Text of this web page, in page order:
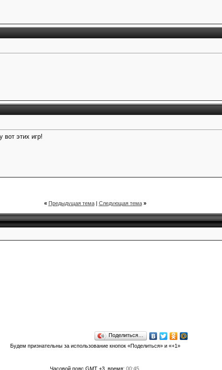
вот этих игр!
« Предыдущая тема| Следующая тема »
Поделиться…
Будем признательны за использование кнопок «Поделиться» и «+1»
Часовой пояс GMT +3, время: 00:45.